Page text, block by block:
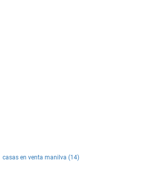
casas en venta manilva (14)